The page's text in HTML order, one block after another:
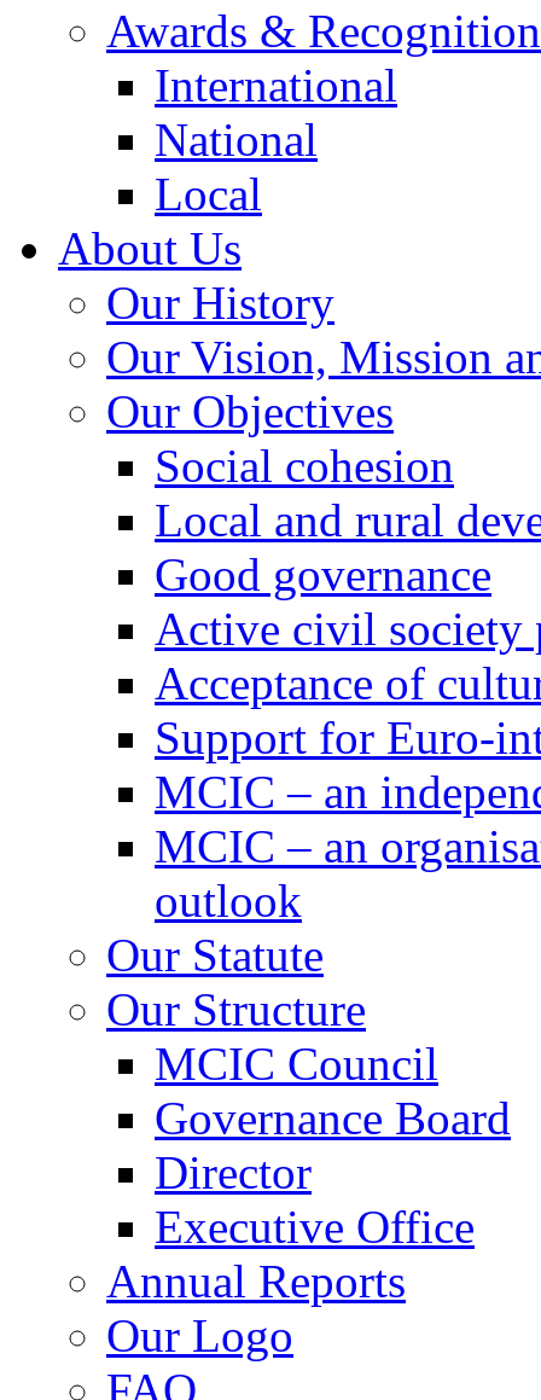
Awards &
International
National
Local
About Us
Our History
Our Vision, Mission
Our Objectives
Social cohesion
Local and rural
Good governance
Active civil society
Acceptance of
Support for Euro-
MCIC – an
MCIC – an
outlook
Our Statute
Our Structure
MCIC Council
Governance Board
Director
Executive Office
Annual Reports
Our Logo
FAQ